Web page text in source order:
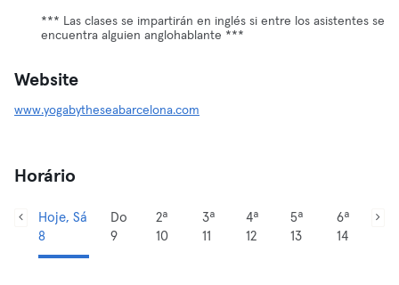
*** Las clases se impartirán en inglés si entre los asistentes se
encuentra alguien anglohablante ***
Website
www.yogabytheseabarcelona.com
Horário
Hoje, Sá
8
Do
9
2ª
10
3ª
11
4ª
12
5ª
13
6ª
14